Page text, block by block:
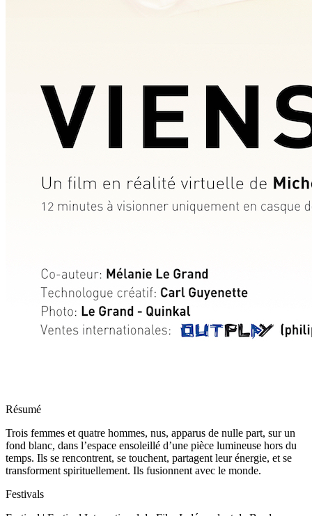
Résumé
Trois femmes et quatre hommes, nus, apparus de nulle part, sur un
fond blanc, dans l’espace ensoleillé d’une pièce lumineuse hors du
temps. Ils se rencontrent, se touchent, partagent leur énergie, et se
transforment spirituellement. Ils fusionnent avec le monde.
Festivals